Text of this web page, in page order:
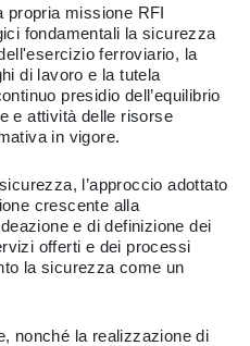
propria missione RFI
fondamentali la sicurezza
ferroviario, la
di lavoro e la tutela
presidio dell’equilibrio
e attività delle risorse
in vigore.
l’approccio adottato
crescente alla
e di definizione dei
offerti e dei processi
la sicurezza come un
nonché la realizzazione di